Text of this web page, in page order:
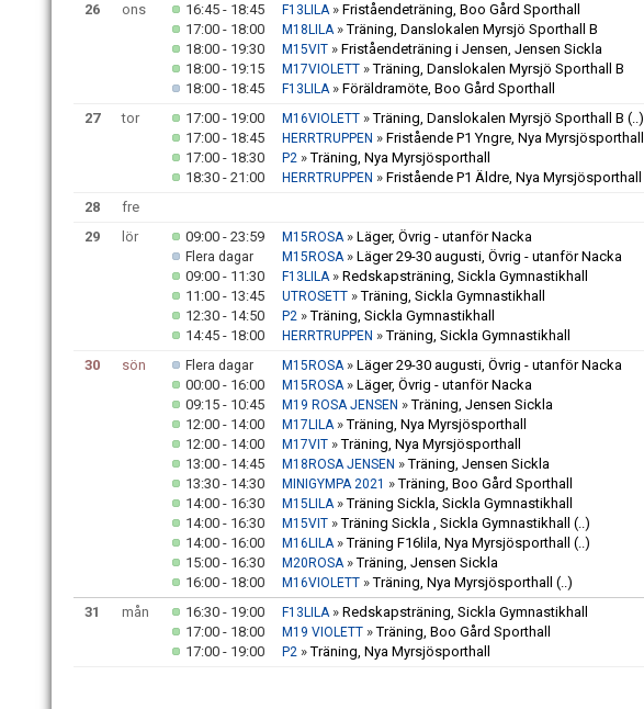
26
ons 16:45 - 18:45 F13LILA» Friståendeträning, Boo Gård Sporthall
17:00 - 18:00
M18LILA»Träning, Danslokalen Myrsjö Sporthall B
18:00 - 19:30
M15VIT » Friståendeträning i Jensen, Jensen Sickla
18:00 - 19:15
M17VIOLETT »Träning, Danslokalen Myrsjö Sporthall B
18:00 - 18:45
F13LILA» Föräldramöte, Boo Gård Sporthall
27
tor 17:00 - 19:00 M16VIOLETT »Träning, Danslokalen Myrsjö Sporthall B (..)
17:00 - 18:45
HERRTRUPPEN » Fristående P1 Yngre, Nya Myrsjösporthall
17:00 - 18:30
P2 »Träning, Nya Myrsjösporthall
18:30 - 21:00
HERRTRUPPEN » Fristående P1 Äldre, Nya Myrsjösporthall
28
fre
29
lör 09:00 - 23:59 M15ROSA» Läger, Övrig - utanför Nacka
Flera dagar M15ROSA» Läger 29-30 augusti, Övrig - utanför Nacka
09:00 - 11:30
F13LILA» Redskapsträning, Sickla Gymnastikhall
11:00 - 13:45
UTROSETT »Träning, Sickla Gymnastikhall
12:30 - 14:50
P2 »Träning, Sickla Gymnastikhall
14:45 - 18:00
HERRTRUPPEN »Träning, Sickla Gymnastikhall
30
sön Flera dagar M15ROSA» Läger 29-30 augusti, Övrig - utanför Nacka
00:00 - 16:00
M15ROSA» Läger, Övrig - utanför Nacka
09:15 - 10:45
M19 ROSA JENSEN »Träning, Jensen Sickla
12:00 - 14:00
M17LILA»Träning, Nya Myrsjösporthall
12:00 - 14:00
M17VIT »Träning, Nya Myrsjösporthall
13:00 - 14:45
M18ROSA JENSEN »Träning, Jensen Sickla
13:30 - 14:30
MINIGYMPA 2021 »Träning, Boo Gård Sporthall
14:00 - 16:30
M15LILA»Träning Sickla, Sickla Gymnastikhall
14:00 - 16:30
M15VIT »Träning Sickla , Sickla Gymnastikhall (..)
14:00 - 16:00
M16LILA»Träning F16lila, Nya Myrsjösporthall (..)
15:00 - 16:30
M20ROSA»Träning, Jensen Sickla
16:00 - 18:00
M16VIOLETT »Träning, Nya Myrsjösporthall (..)
31
mån 16:30 - 19:00 F13LILA» Redskapsträning, Sickla Gymnastikhall
17:00 - 18:00
M19 VIOLETT »Träning, Boo Gård Sporthall
17:00 - 19:00
P2 »Träning, Nya Myrsjösporthall